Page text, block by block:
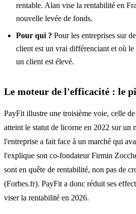
rentable. Alan vise la rentabilité en
nouvelle levée de fonds.
Pour qui ? Pour les entreprises sur
client est un vrai différenciant et où
un client est élevé.
Le moteur de l'efficacité : le
PayFit illustre une troisième voie, celle
atteint le statut de licorne en 2022 sur un
l'entreprise a fait face à un marché qui
l'explique son co-fondateur Firmin
sont en quête de rentabilité, non pas de
(Forbes.fr). PayFit a donc réduit ses
viser la rentabilité en 2026.